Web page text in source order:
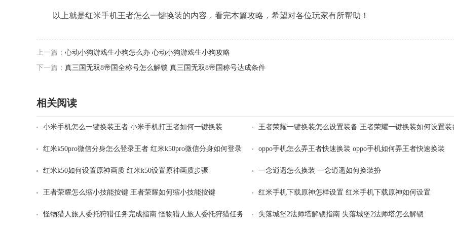
以上就是红米手机王者怎么一键换装的内容，看完本篇攻略，希望对各位玩家有所帮助！
上一篇： 心动小狗游戏生小狗怎么办 心动小狗游戏生小狗攻略
下一篇： 真三国无双8帝国全称号怎么解锁 真三国无双8帝国称号达成条件
相关阅读
小米手机怎么一键换装王者 小米手机打王者如何一键换装 王者荣耀一键换装怎么设置装备 王者荣耀一键换装如何设置装
红米k50pro微信分身怎么登录王者 红米k50pro微信分身如何登录
oppo手机怎么弄王者快速换装 oppo手机如何弄王者快速换装
红米k50如何设置原神画质 红米k50设置原神画质步骤 一念逍遥怎么换装 一念逍遥如何换装扮
王者荣耀怎么缩小技能按键 王者荣耀如何缩小技能按键 红米手机下载原神怎样设置 红米手机下载原神如何设置
怪物猎人旅人委托狩猎任务完成指南 怪物猎人旅人委托狩猎任务
失落城堡2法师塔解锁指南 失落城堡2法师塔怎么解锁